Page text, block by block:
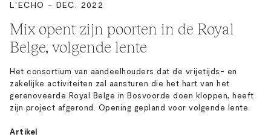
L'ECHO - DEC. 2022
Mix opent zijn poorten in de Royal
Belge, volgende lente
Het consortium van aandeelhouders dat de vrijetijds- en
zakelijke activiteiten zal aansturen die het hart van het
gerenoveerde Royal Belge in Bosvoorde doen kloppen, heeft
zijn project afgerond. Opening gepland voor volgende lente.
Artikel